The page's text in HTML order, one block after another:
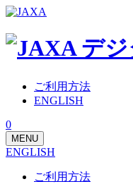
ご利用方法
ENGLISH
0
MENU
ENGLISH
ご利用方法